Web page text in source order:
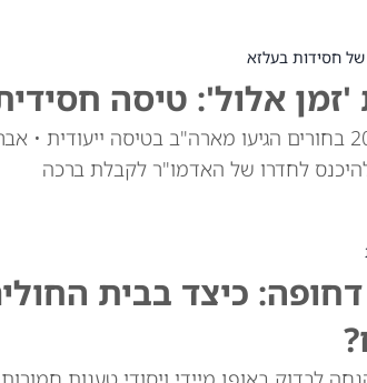
של חסידות בעלזא
אלול': טיסה
למעלה מ-200 בחורים הגיעו מארה"ב בטיסה
להיכנס לחדרו של האדמו"ר לקבלת ברכה
כיצד בבית